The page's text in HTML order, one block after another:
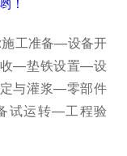
施工准备—设备开
—垫铁设置—设
与灌浆—零部件
试运转—工程验